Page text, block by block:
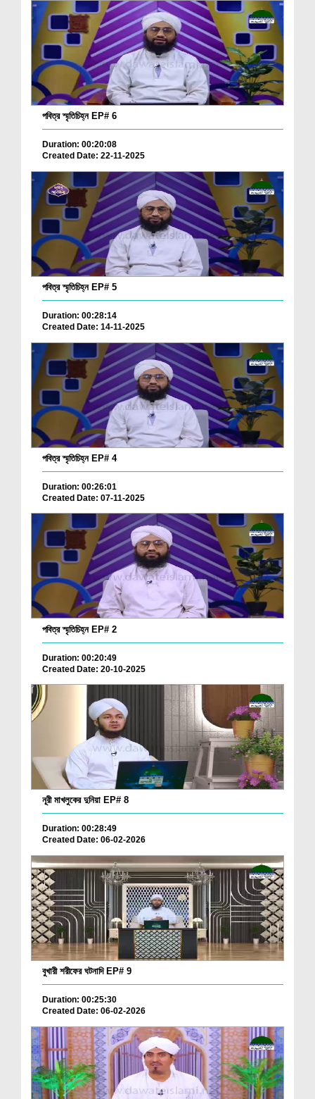
পবিত্র স্মৃতিচিহ্ন EP# 6
Duration: 00:20:08
Created Date: 22-11-2025
পবিত্র স্মৃতিচিহ্ন EP# 5
Duration: 00:28:14
Created Date: 14-11-2025
পবিত্র স্মৃতিচিহ্ন EP# 4
Duration: 00:26:01
Created Date: 07-11-2025
পবিত্র স্মৃতিচিহ্ন EP# 2
Duration: 00:20:49
Created Date: 20-10-2025
নূরী মাখলুকের দুনিয়া EP# 8
Duration: 00:28:49
Created Date: 06-02-2026
বুখারী শরীফের ঘটনাদি EP# 9
Duration: 00:25:30
Created Date: 06-02-2026